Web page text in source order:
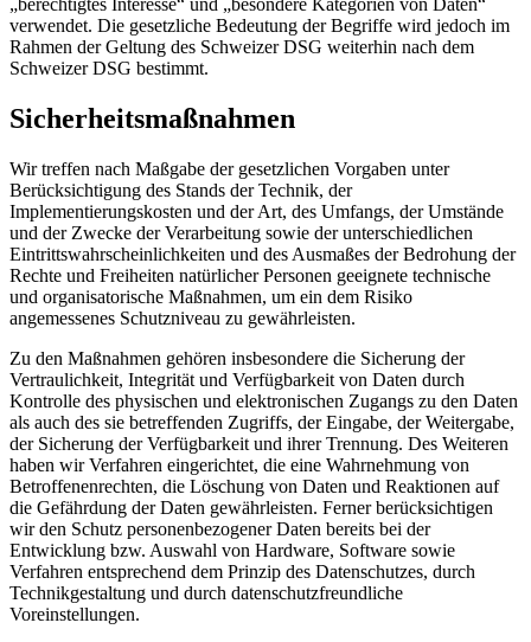
„berechtigtes Interesse“ und „besondere Kategorien von Daten“
verwendet. Die gesetzliche Bedeutung der Begriffe wird jedoch im
Rahmen der Geltung des Schweizer DSG weiterhin nach dem
Schweizer DSG bestimmt.
Sicherheitsmaßnahmen
Wir treffen nach Maßgabe der gesetzlichen Vorgaben unter
Berücksichtigung des Stands der Technik, der
Implementierungskosten und der Art, des Umfangs, der Umstände
und der Zwecke der Verarbeitung sowie der unterschiedlichen
Eintrittswahrscheinlichkeiten und des Ausmaßes der Bedrohung der
Rechte und Freiheiten natürlicher Personen geeignete technische
und organisatorische Maßnahmen, um ein dem Risiko
angemessenes Schutzniveau zu gewährleisten.
Zu den Maßnahmen gehören insbesondere die Sicherung der
Vertraulichkeit, Integrität und Verfügbarkeit von Daten durch
Kontrolle des physischen und elektronischen Zugangs zu den Daten
als auch des sie betreffenden Zugriffs, der Eingabe, der Weitergabe,
der Sicherung der Verfügbarkeit und ihrer Trennung. Des Weiteren
haben wir Verfahren eingerichtet, die eine Wahrnehmung von
Betroffenenrechten, die Löschung von Daten und Reaktionen auf
die Gefährdung der Daten gewährleisten. Ferner berücksichtigen
wir den Schutz personenbezogener Daten bereits bei der
Entwicklung bzw. Auswahl von Hardware, Software sowie
Verfahren entsprechend dem Prinzip des Datenschutzes, durch
Technikgestaltung und durch datenschutzfreundliche
Voreinstellungen.